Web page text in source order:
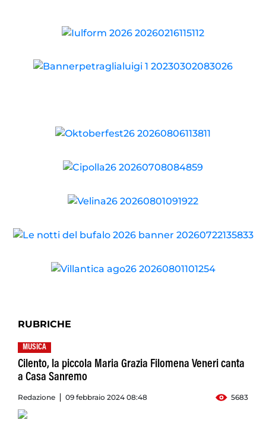
RUBRICHE
MUSICA
Cilento, la piccola Maria Grazia Filomena Veneri canta
a Casa Sanremo
Redazione 09 febbraio 2024 08:48 5683